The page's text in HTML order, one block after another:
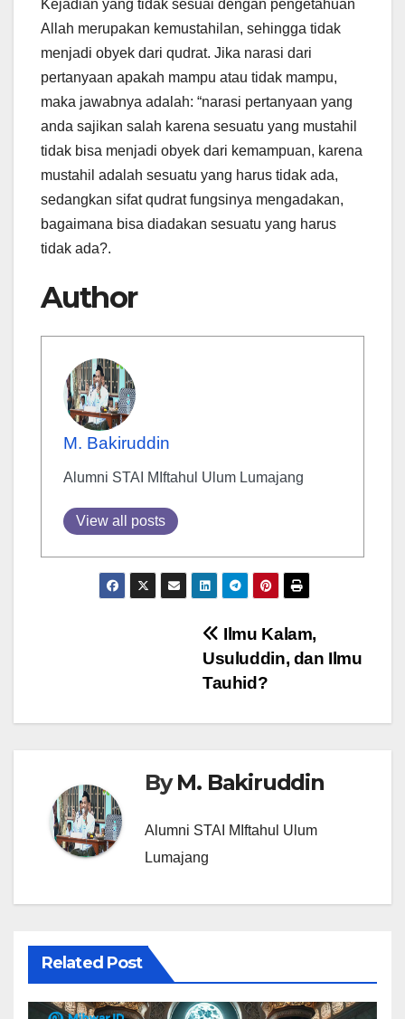
Kejadian yang tidak sesuai dengan pengetahuan
Allah merupakan kemustahilan, sehingga tidak
menjadi obyek dari qudrat. Jika narasi dari
pertanyaan apakah mampu atau tidak mampu,
maka jawabnya adalah: “narasi pertanyaan yang
anda sajikan salah karena sesuatu yang mustahil
tidak bisa menjadi obyek dari kemampuan, karena
mustahil adalah sesuatu yang harus tidak ada,
sedangkan sifat qudrat fungsinya mengadakan,
bagaimana bisa diadakan sesuatu yang harus
tidak ada?.
Author
M. Bakiruddin
Alumni STAI MIftahul Ulum Lumajang
View all posts
Ilmu Kalam,
Usuluddin, dan Ilmu
Tauhid?
ByM. Bakiruddin
Alumni STAI MIftahul Ulum
Lumajang
Related Post